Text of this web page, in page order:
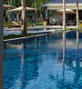
✱接駁車時刻表
飯店→花蓮火車站
09:30、10:30、
花蓮火車站→ 飯店